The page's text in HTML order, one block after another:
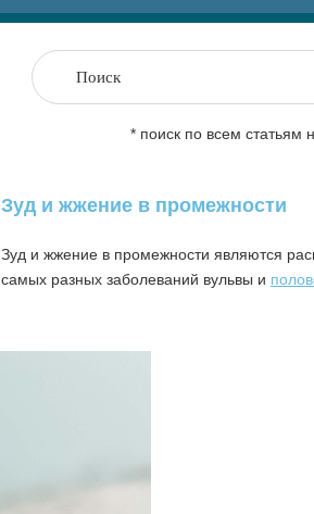
* поиск по всем статьям
Зуд и жжение в промежности
Зуд и жжение в промежности являются
самых разных заболеваний вульвы и